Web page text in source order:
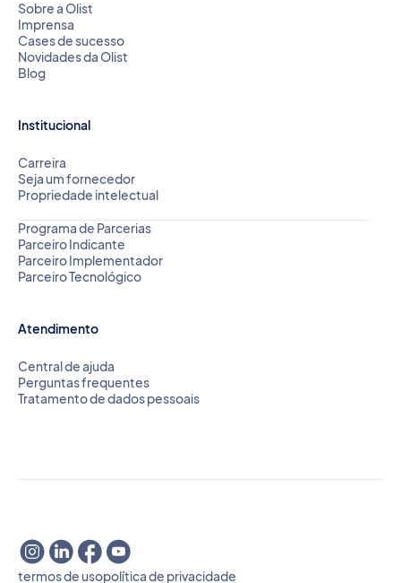
Sobre a Olist
Imprensa
Cases de sucesso
Novidades da Olist
Blog
Institucional
Carreira
Seja um fornecedor
Propriedade intelectual
Programa de Parcerias
Parceiro Indicante
Parceiro Implementador
Parceiro Tecnológico
Atendimento
Central de ajuda
Perguntas frequentes
Tratamento de dados pessoais
termos de usopolítica de privacidade